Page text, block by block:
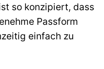
so konzipiert, dass
Passform
einfach zu